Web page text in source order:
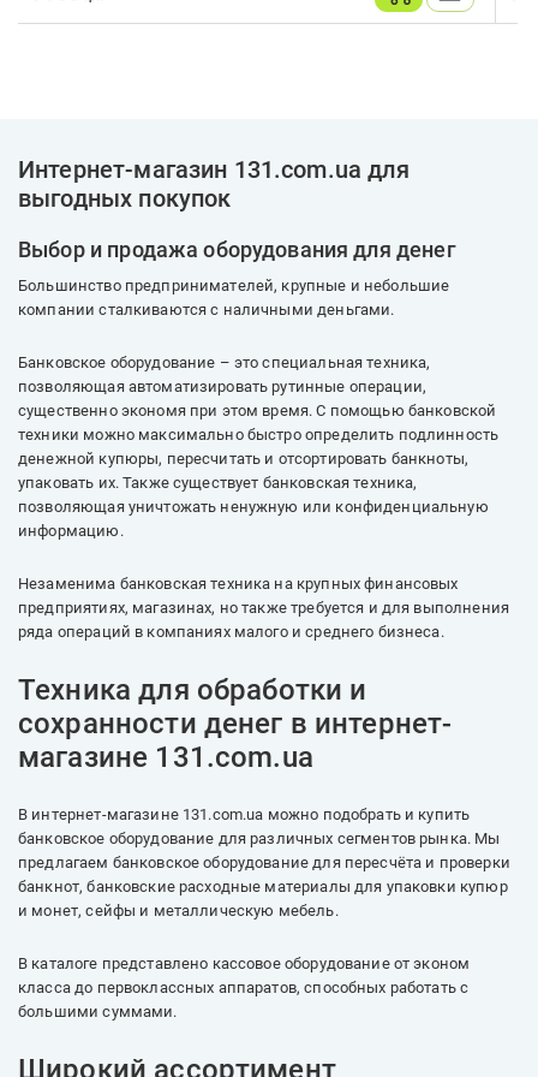
Интернет-магазин 131.com.ua для
выгодных покупок
Выбор и продажа оборудования для денег
Большинство предпринимателей, крупные и небольшие
компании сталкиваются с наличными деньгами.
Банковское оборудование – это специальная техника,
позволяющая автоматизировать рутинные операции,
существенно экономя при этом время. С помощью банковской
техники можно максимально быстро определить подлинность
денежной купюры, пересчитать и отсортировать банкноты,
упаковать их. Также существует банковская техника,
позволяющая уничтожать ненужную или конфиденциальную
информацию.
Незаменима банковская техника на крупных финансовых
предприятиях, магазинах, но также требуется и для выполнения
ряда операций в компаниях малого и среднего бизнеса.
Техника для обработки и
сохранности денег в интернет-
магазине 131.com.ua
В интернет-магазине 131.com.ua можно подобрать и купить
банковское оборудование для различных сегментов рынка. Мы
предлагаем банковское оборудование для пересчёта и проверки
банкнот, банковские расходные материалы для упаковки купюр
и монет, сейфы и металлическую мебель.
В каталоге представлено кассовое оборудование от эконом
класса до первоклассных аппаратов, способных работать с
большими суммами.
Широкий ассортимент